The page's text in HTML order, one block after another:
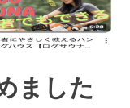
ました